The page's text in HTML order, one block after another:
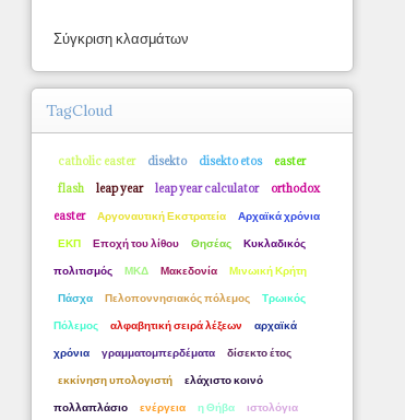
Σύγκριση κλασμάτων
TagCloud
catholic easter disekto disekto etos
easter
flash
leap year leap year calculator
orthodox
easter
Αργοναυτική Εκστρατεία
Αρχαϊκά χρόνια
ΕΚΠ
Εποχή του λίθου Θησέας
Κυκλαδικός
πολιτισμός
ΜΚΔ Μακεδονία
Μινωική Κρήτη
Πάσχα
Πελοποννησιακός πόλεμος
Τρωικός
Πόλεμος
αλφαβητική σειρά λέξεων
αρχαϊκά
χρόνια
γραμματομπερδέματα
δίσεκτο έτος
εκκίνηση υπολογιστή
ελάχιστο κοινό
πολλαπλάσιο
ενέργεια η Θήβα
ιστολόγια